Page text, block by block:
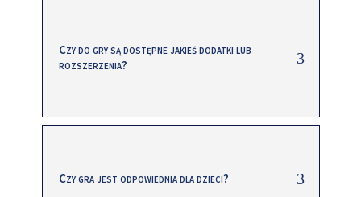
Czy do gry są dostępne jakieś dodatki lub
rozszerzenia?
Czy gra jest odpowiednia dla dzieci?